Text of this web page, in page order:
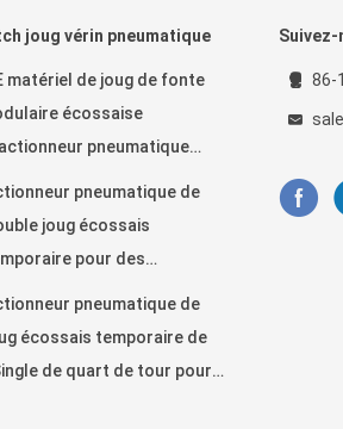
joug vérin pneumatique
matériel de joug de fonte
écossaise
pneumatique
pneumatique de
joug écossais
pour des
pneumatique de
écossais temporaire de
de quart de tour pour
Suivez-
86-